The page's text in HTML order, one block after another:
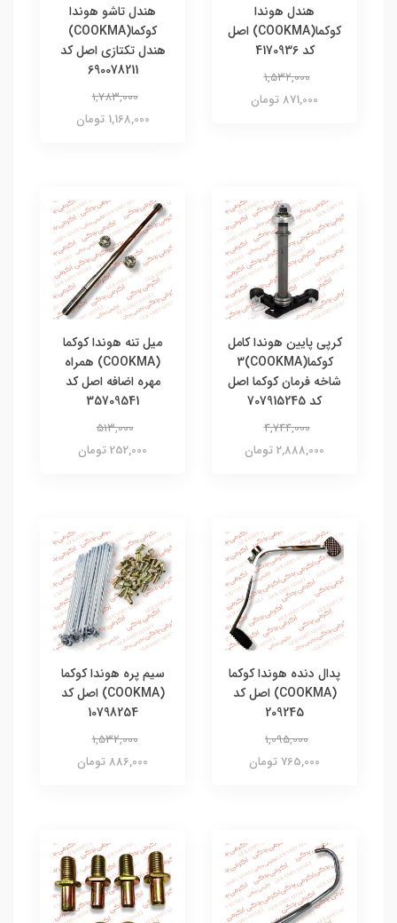
هندل هوندا
کوکما(COOKMA) اصل
کد 4170936
1,532,000
871,000 تومان
هندل تاشو هوندا
کوکما(COOKMA)
هندل تکتازی اصل کد
690078211
1,783,000
1,168,000 تومان
کرپی پایین هوندا کامل
کوکما(COOKMA)3
شاخه فرمان کوکما اصل
کد 707915245
4,744,000
2,888,000 تومان
میل تنه هوندا کوکما
(COOKMA) همراه
مهره اضافه اصل کد
35709541
513,000
252,000 تومان
پدال دنده هوندا کوکما
(COOKMA) اصل کد
209245
1,095,000
765,000 تومان
سیم پره هوندا کوکما
(COOKMA) اصل کد
10798254
1,532,000
886,000 تومان